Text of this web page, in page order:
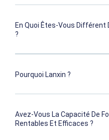
En Quoi Êtes-Vous Différent
?
Pourquoi Lanxin ?
Avez-Vous La Capacité De
Rentables Et Efficaces ?